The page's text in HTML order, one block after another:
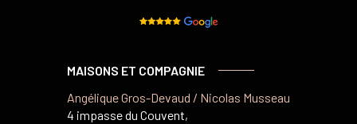
MAISONS ET COMPAGNIE
Angélique Gros-Devaud / Nicolas Musseau
4 impasse du Couvent,